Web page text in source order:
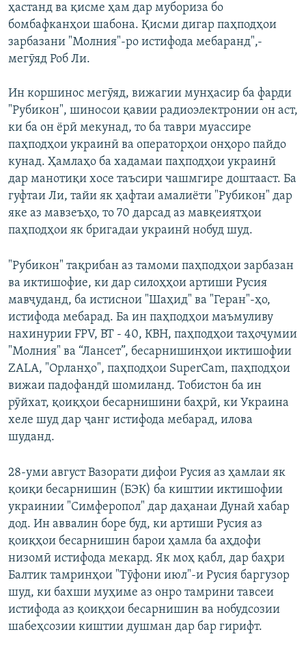
ҳастанд ва қисме ҳам дар мубориза бо
бомбафканҳои шабона. Қисми дигар паҳподҳои
зарбазани "Молния"-ро истифода мебаранд",-
мегӯяд Роб Ли.
Ин коршинос мегӯяд, вижагии мунҳасир ба фарди
"Рубикон", шиносои қавии радиоэлектронии он аст,
ки ба он ёрӣ мекунад, то ба таври муассире
паҳподҳои украинӣ ва операторҳои онҳоро пайдо
кунад. Ҳамлаҳо ба хадамаи паҳподҳои украинӣ
дар манотиқи хосе таъсири чашмгире доштааст. Ба
гуфтаи Ли, тайи як ҳафтаи амалиёти "Рубикон" дар
яке аз мавзеъҳо, то 70 дарсад аз мавқеиятҳои
паҳподҳои як бригадаи украинӣ нобуд шуд.
"Рубикон" тақрибан аз тамоми паҳподҳои зарбазан
ва иктишофие, ки дар силоҳҳои артиши Русия
мавҷуданд, ба истиснои "Шаҳид" ва "Геран"-ҳо,
истифода мебарад. Ба ин паҳподҳои маъмуливу
нахинурии FPV, ВТ - 40, КВН, паҳподҳои таҳоҷумии
"Молния" ва “Лансет”, бесарнишинҳои иктишофии
ZALA, "Орланҳо", паҳподҳои SuperCam, паҳподҳои
вижаи падофандӣ шомиланд. Тобистон ба ин
рӯйхат, қоиқҳои бесарнишини баҳрӣ, ки Украина
хеле шуд дар ҷанг истифода мебарад, илова
шуданд.
28-уми август Вазорати дифои Русия аз ҳамлаи як
қоиқи бесарнишин (БЭК) ба киштии иктишофии
украинии "Симферопол" дар даҳанаи Дунай хабар
дод. Ин аввалин боре буд, ки артиши Русия аз
қоиқҳои бесарнишин барои ҳамла ба аҳдофи
низомӣ истифода мекард. Як моҳ қабл, дар баҳри
Балтик тамринҳои "Тӯфони июл"-и Русия баргузор
шуд, ки бахши муҳиме аз онро тамрини тавсеи
истифода аз қоиқҳои бесарнишин ва нобудсозии
шабеҳсозии киштии душман дар бар гирифт.